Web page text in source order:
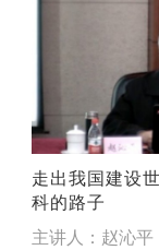
走出我国建设
科的路子
主讲人：赵沁平